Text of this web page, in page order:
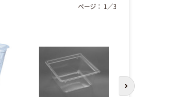
ページ： 1 ／3
次のスライド